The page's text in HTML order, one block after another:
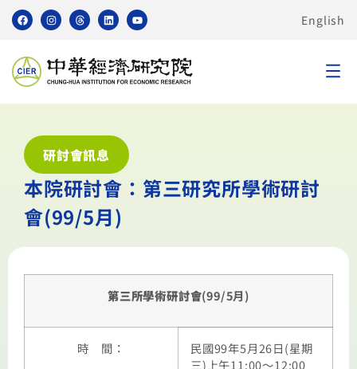
English
研討會訊息
本院研討會：第三研究所學術研討
會(99/5月)
第三所學術研討會(99/5月)
時 間：
民國99年5月26日(星期
三)上午11:00～12:00